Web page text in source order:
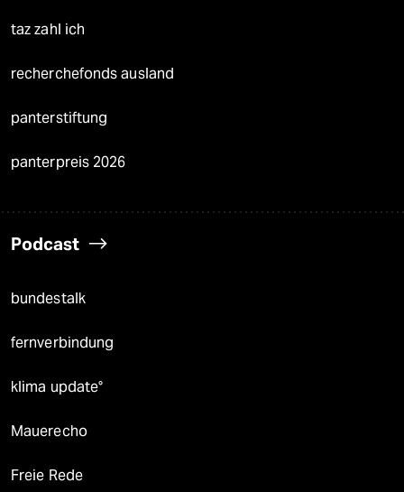
taz zahl ich
recherchefonds ausland
panterstiftung
panterpreis 2026
Podcast
bundestalk
fernverbindung
klima update°
Mauerecho
Freie Rede